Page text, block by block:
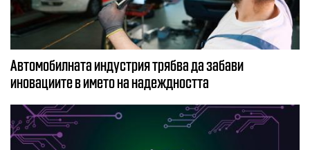
Автомобилната индустрия трябва да забави
иновациите в името на надеждността